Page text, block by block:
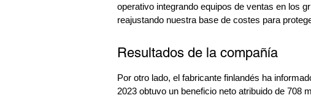
operativo integrando equipos de ventas en los
reajustando nuestra base de costes para
Resultados de la compañía
Por otro lado, el fabricante finlandés ha
2023 obtuvo un beneficio neto atribuido de 708